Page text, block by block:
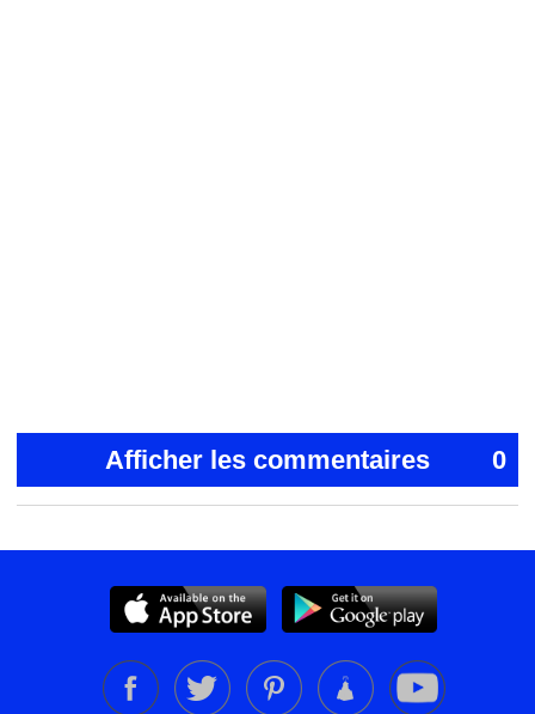
Afficher les commentaires 0